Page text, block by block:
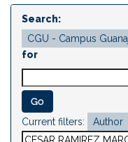
Search:
for
Current filters: